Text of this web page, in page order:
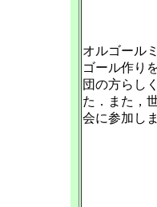
オルゴール
ゴール作り
団の方らし
た．また，
会に参加し